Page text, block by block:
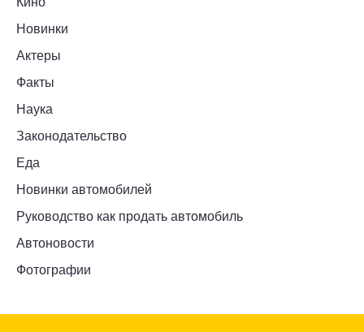
Новинки
Актеры
Факты
Наука
Законодательство
Еда
Новинки автомобилей
Руководство как продать автомобиль
Автоновости
Фотографии